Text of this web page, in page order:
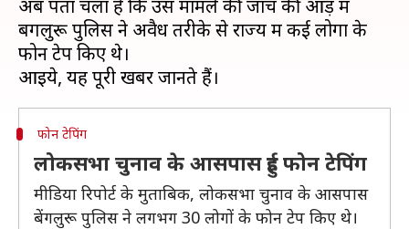
अब पता चला है कि उस मामले की जांच की आड़ में
बेंगलुरू पुलिस ने अवैध तरीके से राज्य में कई लोगों के
फोन टेप किए थे।
फोन टेपिंग
लोकसभा चुनाव के आसपास हुई फोन टेपिंग
मीडिया रिपोर्ट के मुताबिक, लोकसभा चुनाव के आसपास
बेंगलुरू पुलिस ने लगभग 30 लोगों के फोन टेप किए थे।